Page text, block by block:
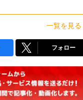
一覧を見る
フォロー